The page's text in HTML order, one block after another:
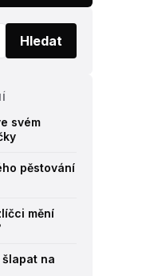
Hledat
svém
pěstování
mění
na